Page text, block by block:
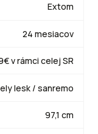
Extom
24 mesiacov
v rámci celej SR
lesk / sanremo
97,1 cm